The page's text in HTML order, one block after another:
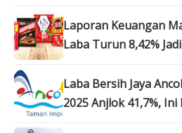
Laporan Keuangan
Laba Turun 8,42%
Laba Bersih Jaya
2025 Anjlok 41,7%, Ini